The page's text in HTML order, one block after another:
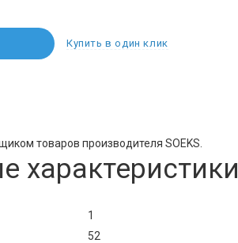
Купить в один клик
товаров производителя SOEKS.
характеристики
1
52